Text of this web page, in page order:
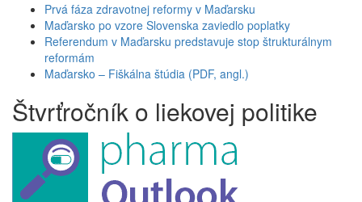
Prvá fáza zdravotnej reformy v Maďarsku
Maďarsko po vzore Slovenska zaviedlo poplatky
Referendum v Maďarsku predstavuje stop štrukturálnym
reformám
Maďarsko – Fiškálna štúdia (PDF, angl.)
Štvrťročník o liekovej politike